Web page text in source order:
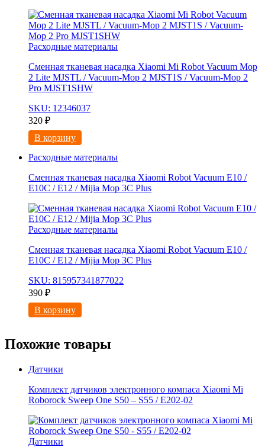
Расходные материалы
Сменная тканевая насадка Xiaomi Mi Robot Vacuum Mop
2 Lite MJSTL / Vacuum-Mop 2 MJST1S / Vacuum-Mop 2
Pro MJST1SHW
SKU: 12346037
320 ₽
В корзину
Расходные материалы
Сменная тканевая насадка Xiaomi Robot Vacuum E10 /
E10C / E12 / Mijia Mop 3С Рlus
Расходные материалы
Сменная тканевая насадка Xiaomi Robot Vacuum E10 /
E10C / E12 / Mijia Mop 3С Рlus
SKU: 815957341877022
390 ₽
В корзину
Похожие товары
Датчики
Комплект датчиков электронного компаса Xiaomi Mi
Roborock Sweep One S50 – S55 / E202-02
Датчики